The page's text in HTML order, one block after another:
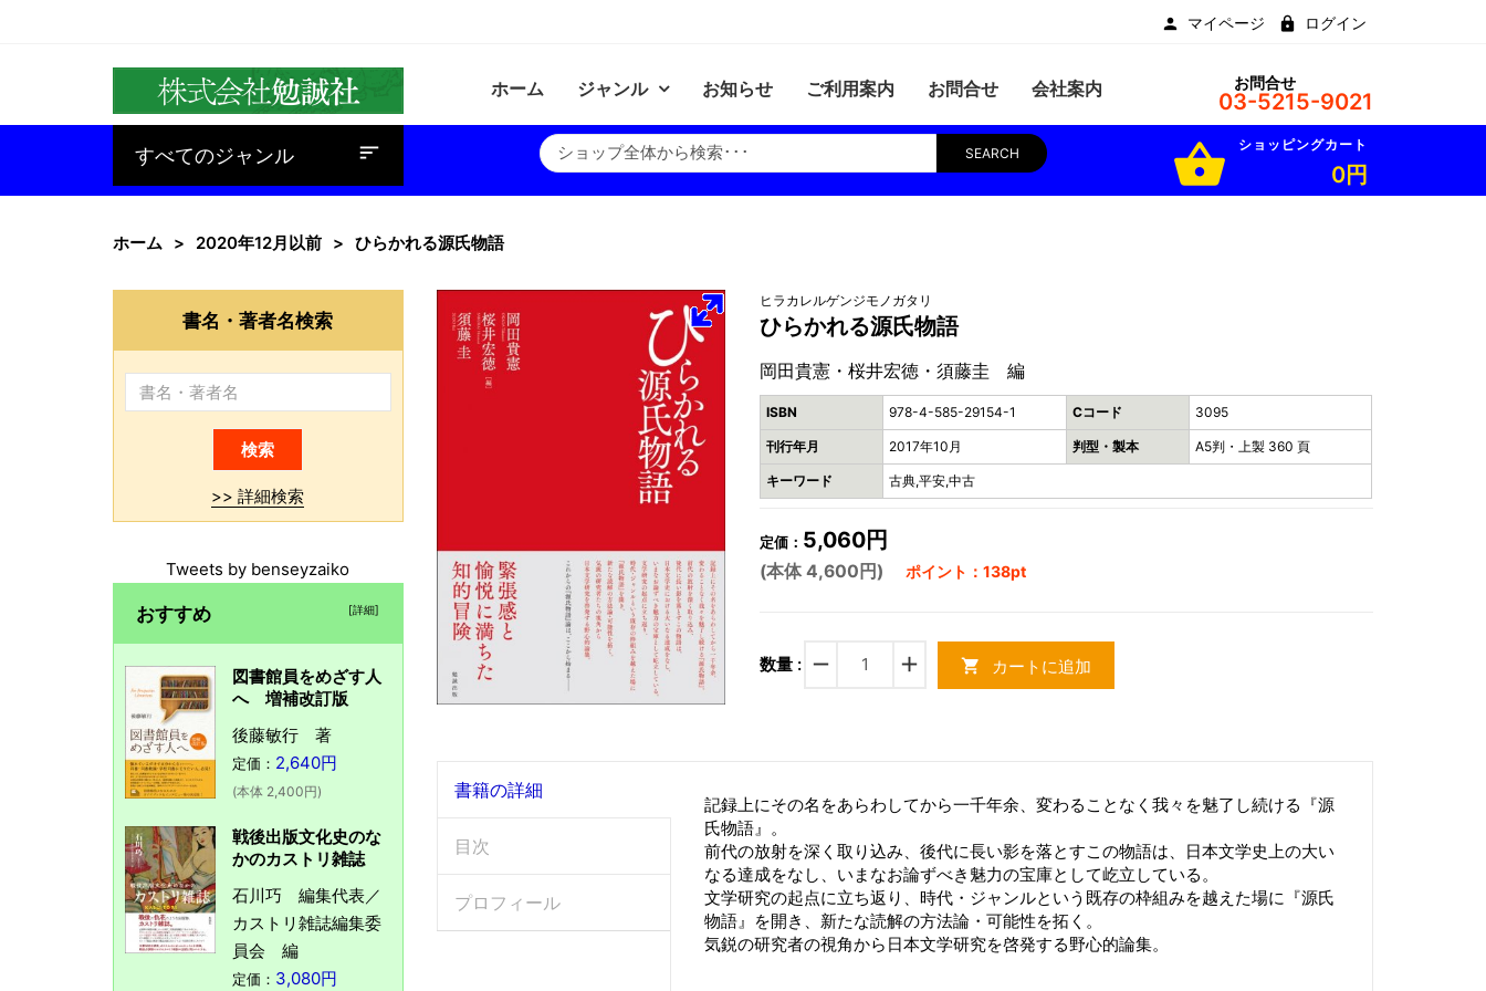
マイページ ログイン
ホーム ジャンル お知らせ ご利用案内 お問合せ 会社案内 お問合せ
03-5215-9021
すべてのジャンル
baseline_sort SEARCH shopping_basket ショッピングカート
0円
ホーム 2020年12月以前 ひらかれる源氏物語
ヒラカレルゲンジモノガタリ
ひらかれる源氏物語
岡田貴憲・桜井宏徳・須藤圭 編
ISBN 978-4-585-29154-1 Cコード 3095
刊行年月 2017年10月 判型・製本 A5判・上製 360 頁
キーワード 古典,平安,中古
定価： 5,060円
(本体 4,600円) ポイント：138pt
数量 : remove add shopping_cart カートに追加
書籍の詳細
目次
プロフィール
記録上にその名をあらわしてから一千年余、変わることなく我々を魅了し続ける『源
氏物語』。
前代の放射を深く取り込み、後代に長い影を落とすこの物語は、日本文学史上の大い
なる達成をなし、いまなお論ずべき魅力の宝庫として屹立している。
文学研究の起点に立ち返り、時代・ジャンルという既存の枠組みを越えた場に『源氏
物語』を開き、新たな読解の方法論・可能性を拓く。
気鋭の研究者の視角から日本文学研究を啓発する野心的論集。
書名・著者名検索
>> 詳細検索
Tweets by benseyzaiko
おすすめ [詳細]
図書館員をめざす人
へ 増補改訂版
後藤敏行 著
定価： 2,640円
(本体 2,400円)
戦後出版文化史のな
かのカストリ雑誌
石川巧 編集代表／
カストリ雑誌編集委
員会 編
定価： 3,080円